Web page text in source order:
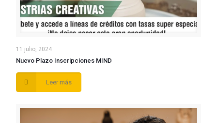
11 julio, 2024
Nuevo Plazo Inscripciones MIND
Leer más